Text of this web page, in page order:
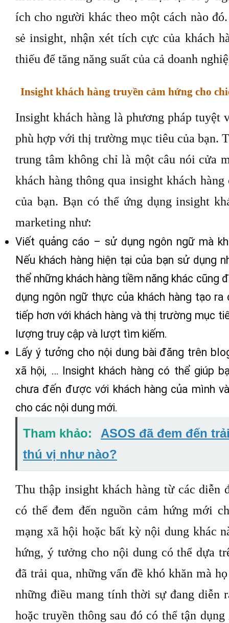
vũ tinh thần nhân
Ví dụ: nếu một khách hàng khen ngợi
công việc kinh doanh của doanh nghiệp,
phận đó biết.
Hầu hết mọi người làm việc không
muốn biết rằng công việc hiện tại có ý
ích cho người khác theo một cách nào
sẻ insight, nhận xét tích cực của khách
thiếu để tăng năng suất của cả doanh
Insight khách hàng truyền cảm hứng cho
Insight khách hàng là phương pháp tuyệt
phù hợp với thị trường mục tiêu của bạn.
trung tâm không chỉ là một câu nói cửa
khách hàng thông qua insight khách
của bạn. Bạn có thể ứng dụng insight
marketing như:
Viết quảng cáo – sử dụng ngôn ngữ mà
Nếu khách hàng hiện tại của bạn sử dụng
thể những khách hàng tiềm năng khác
dụng ngôn ngữ thực của khách hàng tạo
lượng truy cập và lượt tìm kiếm.
Lấy ý tưởng cho nội dung bài đăng trên
xã hội, … Insight khách hàng có thể giúp
chưa đến được với khách hàng của mình
cho các nội dung mới.
Tham khảo: ASOS đã đem đến
thú vị như nào?